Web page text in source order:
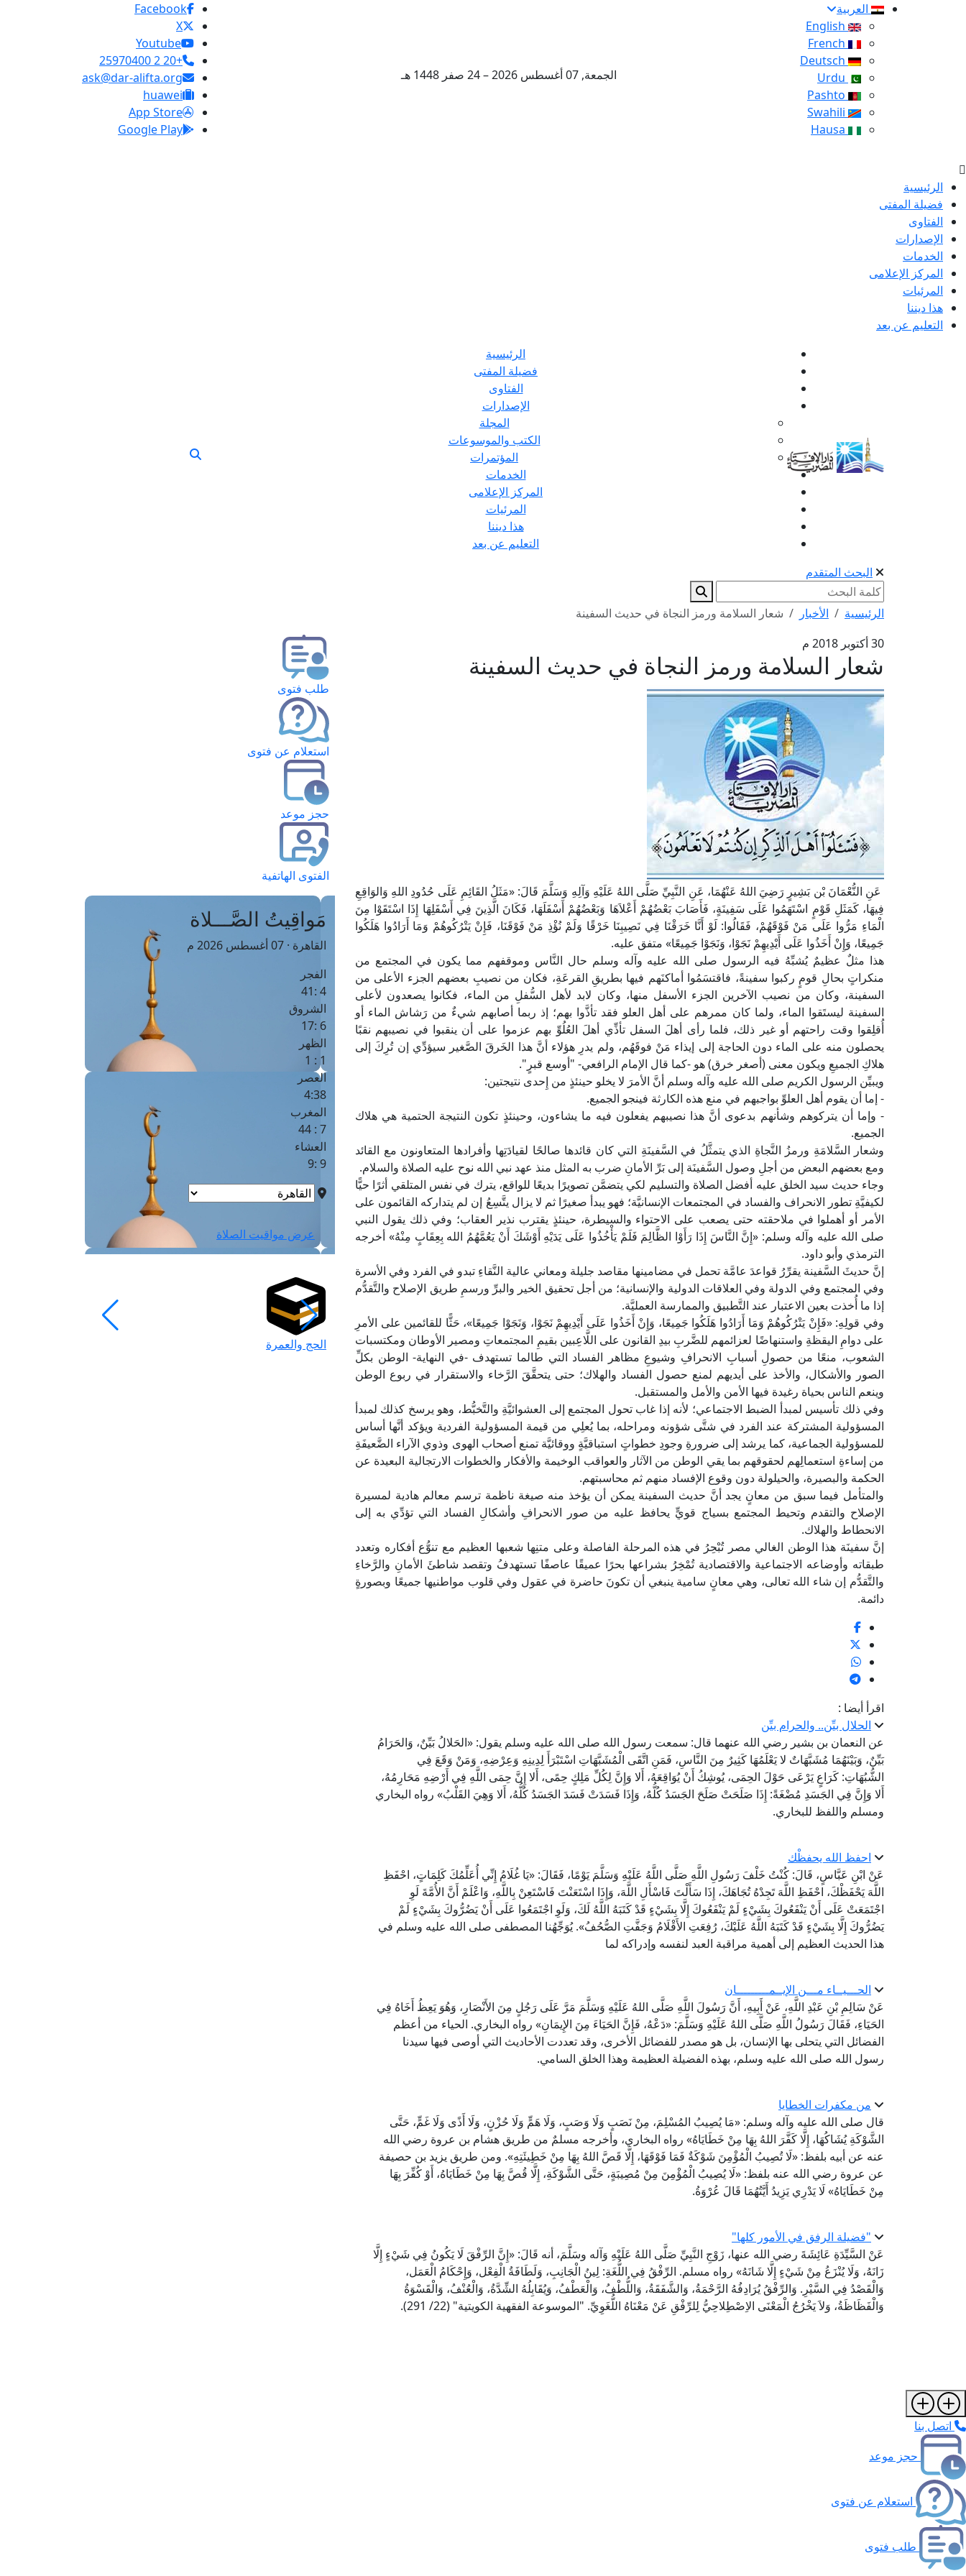
العربية
الجمعة, 07 أغسطس 2026 – 24 صفر 1448 هـ
Facebook
X
Youtube
+20 2 25970400
ask@dar-alifta.org
huawei
App Store
Google Play
الرئيسية
فضيلة المفتى
الفتاوى
الإصدارات
الخدمات
المركز الإعلامى
المرئيات
هذا ديننا
التعليم عن بعد
الرئيسية
فضيلة المفتى
الفتاوى
الإصدارات
المجلة
الكتب والموسوعات
المؤتمرات
الخدمات
المركز الإعلامى
المرئيات
هذا ديننا
التعليم عن بعد
البحث المتقدم
الرئيسية الأخبار
شعار السلامة ورمز النجاة في حديث السفينة
30 أكتوبر 2018 م
شعار السلامة ورمز النجاة في حديث السفينة
عَنِ النُّعْمَانَ بْن بَشِيرٍ رَضِيَ اللهُ عَنْهُمَا، عَنِ النَّبِيِّ صَلَّى اللهُ عَلَيْهِ وَآلِهِ وَسَلَّمَ قَالَ: «مَثَلُ القَائِمِ عَلَى حُدُودِ اللهِ وَالوَاقِعِ
فِيهَا، كَمَثَلِ قَوْمٍ اسْتَهَمُوا عَلَى سَفِينَةٍ، فَأَصَابَ بَعْضُهُمْ أَعْلاَهَا وَبَعْضُهُمْ أَسْفَلَهَا، فَكَانَ الَّذِينَ فِي أَسْفَلِهَا إِذَا اسْتَقَوْا مِنَ
الْمَاءِ مَرُّوا عَلَى مَنْ فَوْقَهُمْ، فَقَالُوا: لَوْ أَنَّا خَرَقْنَا فِي نَصِيبِنَا خَرْقًا وَلَمْ نُؤْذِ مَنْ فَوْقَنَا، فَإِنْ يَتْرُكُوهُمْ وَمَا أَرَادُوا هَلَكُوا
جَمِيعًا، وَإِنْ أَخَذُوا عَلَى أَيْدِيهِمْ نَجَوْا، وَنَجَوْا جَمِيعًا» متفق عليه.
هذا مثلٌ عظيمٌ يُشبِّهُ فيه الرسول صلى الله عليه وآله وسلم حال النَّاس وموقفهم مما يكون في المجتمع من
منكراتٍ بحالِ قومٍ ركبوا سفينةً، فاقتسَمُوا أماكنَهم فيها بطريقِ القرعَةِ، فكان من نصيبِ بعضهم الجزء الأعلى من
السفينة، وكان من نصيب الآخرين الجزء الأسفل منها، وكان لابد لأهل السُّفلِ من الماء، فكانوا يصعدون لأعلى
السفينة ليستَقوا الماء، ولما كان ممرهم على أهل العلو فقد تأذَّوا بهم؛ إذ ربما أصابهم شيءٌ من رَشاش الماء أو
أُقلِقوا وقت راحتهم أو غير ذلك، فلما رأى أهلَ السفل تأذِّي أهلَ العُلُوِّ بهم عزموا على أن ينقبوا في نصيبهم نقبًا
يحصلون منه على الماء دون الحاجة إلى إيذاء مَنْ فوقَهُم، ولم يدرِ هؤلاء أنَّ هذا الخَرقَ الصَّغير سيؤدِّي إن تُرِكَ إلى
هلاكِ الجميعِ ويكون معنى (أصغر خرق) هو -كما قال الإمام الرافعي- "أوسع قبرٍ".
ويبيِّن الرسول الكريم صلى الله عليه وآله وسلم أنَّ الأمرَ لا يخلو حينئذٍ من إِحدى نتيجتين:
- إما أن يقوم أهل العلوِّ بواجبهم في منع هذه الكارثة فينجو الجميع.
- وإما أن يتركوهم وشأنهم بدعوى أنَّ هذا نصيبهم يفعلون فيه ما يشاءون، وحينئذٍ تكون النتيجة الحتمية هي هلاك
الجميع.
وشعار السَّلامَةِ ورمزُ النَّجاةِ الذي يتمثَّلُ في السَّفينَةِ التي كان قائدها صالحًا لقيادَتِها وأفرادها المتعاونون مع القائد
ومع بعضهم البعض من أجلِ وصول السَّفينَة إلى بَرِّ الأمانِ ضرب به المثل منذ عهد نبي الله نوح عليه الصلاة والسلام.
وجاء حديث سيد الخلق عليه أفضل الصلاة والتسليم لكي يتضمَّن تصويرًا بديعًا للواقع، يترك في نفس المتلقي أثرًا حيًّا
لكيفيَّةِ تطور الانحراف والفساد في المجتمعات الإنسانيَّة؛ فهو يبدأ صغيرًا ثم لا يزال يتَّسِعُ إن لم يتداركه القائمون على
الأمر أو أهملوا في ملاحقته حتى يصعب على الاحتواء والسيطرة، حينئذٍ يقترب نذير العقاب؛ وفي ذلك يقول النبي
صلى الله عليه وآله وسلم: «إِنَّ النَّاسَ إِذَا رَأَوْا الظَّالِمَ فَلَمْ يَأْخُذُوا عَلَى يَدَيْهِ أَوْشَكَ أَنْ يَعُمَّهُمُ الله بِعِقَابٍ مِنْهُ» أخرجه
الترمذي وأبو داود.
إنَّ حديثَ السَّفينة يقرِّرُ قواعدَ عامَّة تحمل في مضامينها مقاصد جليلة ومعاني عالية النَّقاءِ تبدو في الفرد وفي الأسرة
وفي المجتمع وفي الدولة وفي العلاقات الدولية والإنسانية؛ من أجل تحقيق الخير والبرِّ ورسمِ طريق الإصلاح والتَّقدُّم
إذا ما أُخذت بعين الاعتبار عند التَّطبيق والممارسة العمليَّة.
وفي قولِهِ: «فَإِنْ يَتْرُكُوهُمْ وَمَا أَرَادُوا هَلَكُوا جَمِيعًا، وَإِنْ أَخَذُوا عَلَى أَيْدِيهِمْ نَجَوْا، وَنَجَوْا جَمِيعًا»، حَثًّا للقائمين على الأمرِ
على دوامِ اليقظةِ واستنهاضًا لعزائمهم للضَّربِ بيدِ القانون على اللَّاعِبين بقيمِ المجتمعاتِ ومصير الأوطان ومكتسبات
الشعوب، منعًا من حصولِ أسبابِ الانحرافِ وشيوعِ مظاهر الفساد التي طالما تستهدف -في النهاية- الوطن بكلِّ
الصور والأشكال، والأخذ على أيديهم لمنع حصول الفساد والهلاك؛ حتى يتحقَّقَ الرَّخاء والاستقرار في ربوع الوطن
وينعم الناس بحياة رغيدة فيها الأمن والأمل والمستقبل.
وفي ذلك تأسيس لمبدأ الضبط الاجتماعي؛ لأنه إذا غاب تحول المجتمع إلى العشوائيَّةِ والتَّخبُّط، وهو يرسخ كذلك لمبدأ
المسؤولية المشتركة عند الفرد في شتَّى شؤونه ومراحله، بما يُعلِي من قيمة المسؤولية الفردية ويؤكد أنَّها أساس
للمسؤولية الجماعية، كما يرشد إلى ضرورةِ وجودِ خطواتٍ استباقيَّةٍ ووقائيَّة تمنع أصحاب الهوى وذوي الآراء الضَّعيفَةِ
من إساءةِ استعمالِهم لحقوقهم بما يقي الوطن من الآثار والعواقب الوخيمة والأفكار والخطوات الارتجالية البعيدة عن
الحكمة والبصيرة، والحيلولة دون وقوع الإفساد منهم ثم محاسبتهم.
والمتأمل فيما سبق من معانٍ يجد أنَّ حديث السفينة يمكن أن يؤخذ منه صيغة ناظمة ترسم معالم هادية لمسيرة
الإصلاح والتقدم وتحيط المجتمع بسياج قويٍّ يحافظ عليه من صور الانحرافِ وأشكالِ الفساد التي تؤدِّي به إلى
الانحطاط والهلاك.
إنَّ سفينَة هذا الوطن الغالي مصر تُبْحِرُ في هذه المرحلة الفاصلة وعلى متنِها شعبها العظيم مع تنوُّع أفكاره وتعدد
طبقاته وأوضاعه الاجتماعية والاقتصادية تُمْخِرُ بشراعها بحرًا عميقًا عاصفًا تستهدفُ وتقصد شاطئَ الأمانِ والرَّخاءِ
والتَّقدُّم إن شاء الله تعالى، وهي معانٍ سامية ينبغي أن تكونَ حاضرة في عقول وفي قلوب مواطنيها جميعًا وبصورةٍ
دائمة.
اقرأ أيضا :
الحلال بيِّن.. والحرام بيِّن
عن النعمان بن بشير رضي الله عنهما قال: سمعت رسول الله صلى الله عليه وسلم يقول: «الحَلالُ بَيِّنٌ، وَالحَرَامُ
بَيِّنٌ، وَبَيْنَهُمَا مُشَبَّهَاتٌ لا يَعْلَمُهَا كَثِيرٌ مِنَ النَّاسِ، فَمَنِ اتَّقَى الْمُشَبَّهَاتِ اسْتَبْرَأَ لِدِينِهِ وَعِرْضِهِ، وَمَنْ وَقَعَ فِي
الشُّبُهَاتِ: كَرَاعٍ يَرْعَى حَوْلَ الحِمَى، يُوشِكُ أَنْ يُوَاقِعَهُ، أَلا وَإِنَّ لِكُلِّ مَلِكٍ حِمًى، أَلا إِنَّ حِمَى اللَّهِ فِي أَرْضِهِ مَحَارِمُهُ،
أَلا وَإِنَّ فِي الجَسَدِ مُضْغَةً: إِذَا صَلَحَتْ صَلَحَ الجَسَدُ كُلُّهُ، وَإِذَا فَسَدَتْ فَسَدَ الجَسَدُ كُلُّهُ، أَلا وَهِيَ القَلْبُ» رواه البخاري
ومسلم واللفظ للبخاري.
احفظ الله يحفظْك
عَنْ ابْنِ عَبَّاسٍ، قَالَ: كُنْتُ خَلْفَ رَسُولِ اللَّهِ صَلَّى اللَّهُ عَلَيْهِ وَسَلَّمَ يَوْمًا، فَقَالَ: «يَا غُلَامُ إِنِّي أُعَلِّمُكَ كَلِمَاتٍ، احْفَظِ
اللَّهَ يَحْفَظْكَ، احْفَظِ اللَّهَ تَجِدْهُ تُجَاهَكَ، إِذَا سَأَلْتَ فَاسْأَلِ اللَّهَ، وَإِذَا اسْتَعَنْتَ فَاسْتَعِنْ بِاللَّهِ، وَاعْلَمْ أَنَّ الأُمَّةَ لَوِ
اجْتَمَعَتْ عَلَى أَنْ يَنْفَعُوكَ بِشَيْءٍ لَمْ يَنْفَعُوكَ إِلَّا بِشَيْءٍ قَدْ كَتَبَهُ اللَّهُ لَكَ، وَلَوِ اجْتَمَعُوا عَلَى أَنْ يَضُرُّوكَ بِشَيْءٍ لَمْ
يَضُرُّوكَ إِلَّا بِشَيْءٍ قَدْ كَتَبَهُ اللَّهُ عَلَيْكَ، رُفِعَتِ الأَقْلَامُ وَجَفَّتِ الصُّحُفُ». يُوَجِّهُنا المصطفى صلى الله عليه وسلم في
هذا الحديث العظيم إلى أهمية مراقبة العبد لنفسه وإدراكه لما
الحـــيــاء مـــن الإيــمـــــــــان
عَنْ سَالِمِ بْنِ عَبْدِ اللَّهِ، عَنْ أَبِيهِ، أَنَّ رَسُولَ اللَّهِ صَلَّى اللهُ عَلَيْهِ وَسَلَّمَ مَرَّ عَلَى رَجُلٍ مِنَ الأَنْصَارِ، وَهُوَ يَعِظُ أَخَاهُ فِي
الحَيَاءِ، فَقَالَ رَسُولُ اللَّهِ صَلَّى اللهُ عَلَيْهِ وَسَلَّمَ: «دَعْهُ، فَإِنَّ الحَيَاءَ مِنَ الإِيمَانِ» رواه البخاري. الحياء من أعظم
الفضائل التي يتحلى بها الإنسان، بل هو مصدر للفضائل الأخرى، وقد تعددت الأحاديث التي أوصى فيها سيدنا
رسول الله صلى الله عليه وسلم، بهذه الفضيلة العظيمة وهذا الخلق السامي.
من مكفرات الخطايا
قال صلى الله عليه وآله وسلم: «مَا يُصِيبُ المُسْلِمَ، مِنْ نَصَبٍ وَلَا وَصَبٍ، وَلَا هَمٍّ وَلَا حُزْنٍ، وَلَا أَذًى وَلَا غَمٍّ، حَتَّى
الشَّوْكَةِ يُشَاكُهَا، إِلَّا كَفَّرَ اللهُ بِهَا مِنْ خَطَايَاهُ» رواه البخاري، وأخرجه مسلمٌ من طريق هشام بن عروة رضي الله
عنه عن أبيه بلفظ: «لَا تُصِيبُ الْمُؤْمِنَ شَوْكَةٌ فَمَا فَوْقَهَا، إِلَّا قَصَّ اللهُ بِهَا مِنْ خَطِيئَتِهِ». ومن طريق يزيد بن حصيفة
عن عروة رضي الله عنه بلفظ: «لَا يُصِيبُ الْمُؤْمِنَ مِنْ مُصِيبَةٍ، حَتَّى الشَّوْكَةِ، إِلَّا قُصَّ بِهَا مِنْ خَطَايَاهُ، أَوْ كُفِّرَ بِهَا
مِنْ خَطَايَاهُ» لَا يَدْرِي يَزِيدُ أَيَّتُهُمَا قَالَ عُرْوَةُ.
"فضيلة الرفق في الأمور كلها"
عَنْ السَّيِّدَةِ عَائِشَةَ رضي الله عنها، زَوْجِ النَّبِيِّ صَلَّى اللهُ عَلَيْهِ وَآله وسَلَّمَ، أنه قَالَ: «إِنَّ الرِّفْقَ لَا يَكُونُ فِي شَيْءٍ إِلَّا
زَانَهُ، وَلَا يُنْزَعُ مِنْ شَيْءٍ إِلَّا شَانَهُ» رواه مسلم. الرِّفْقُ فِي اللُّغَةِ: لِينُ الْجَانِبِ، وَلَطَافَةُ الْفِعْل، وَإِحْكَامُ الْعَمَل،
وَالْقَصْدُ فِي السَّيْرِ. وَالرِّفْقُ يُرَادِفُهُ الرَّحْمَةُ، وَالشَّفَقَةُ، وَاللُّطْفُ، وَالْعَطْفُ، وَيُقَابِلُهُ الشِّدَّةُ، وَالْعُنْفُ، وَالْقَسْوَةُ
وَالْفَظَاظَةُ، وَلاَ يَخْرُجُ الْمَعْنَى الاِصْطِلاحِيُّ لِلرِّفْقِ عَنْ مَعْنَاهُ اللُّغَوِيِّ. "الموسوعة الفقهية الكويتية" (22/ 291).
طلب فتوى
استعلام عن فتوى
حجز موعد
الفتوى الهاتفية
مَواقِيتُ الصَّـــلاة
القاهرة · 07 أغسطس 2026 م
الفجر
4 :41
الشروق
6 :17
الظهر
1 : 1
العصر
4:38
المغرب
7 : 44
العشاء
9 :9
عرض مواقيت الصلاة
الحج والعمرة
اتصل بنا
حجز موعد
استعلام عن فتوى
طلب فتوى